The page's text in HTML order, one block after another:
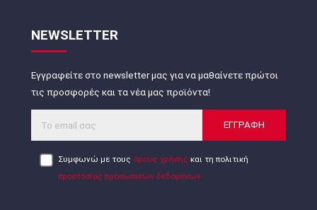
NEWSLETTER
Εγγραφείτε στο newsletter μας για να μαθαίνετε πρώτοι
τις προσφορές και τα νέα μας προϊόντα!
ΕΓΓΡΑΦΗ
Συμφωνώ με τους όρους χρήσης και τη πολιτική
προστασίας προσωπικών δεδομένων